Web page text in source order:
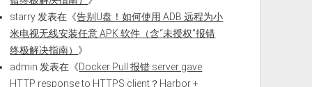
starry 发表在《告别U盘！如何使用 ADB 远程为小
米电视无线安装任意 APK 软件（含“未授权”报错
终极解决指南） 》
admin 发表在《Docker Pull 报错 server gave
HTTP response to HTTPS client？Harbor +